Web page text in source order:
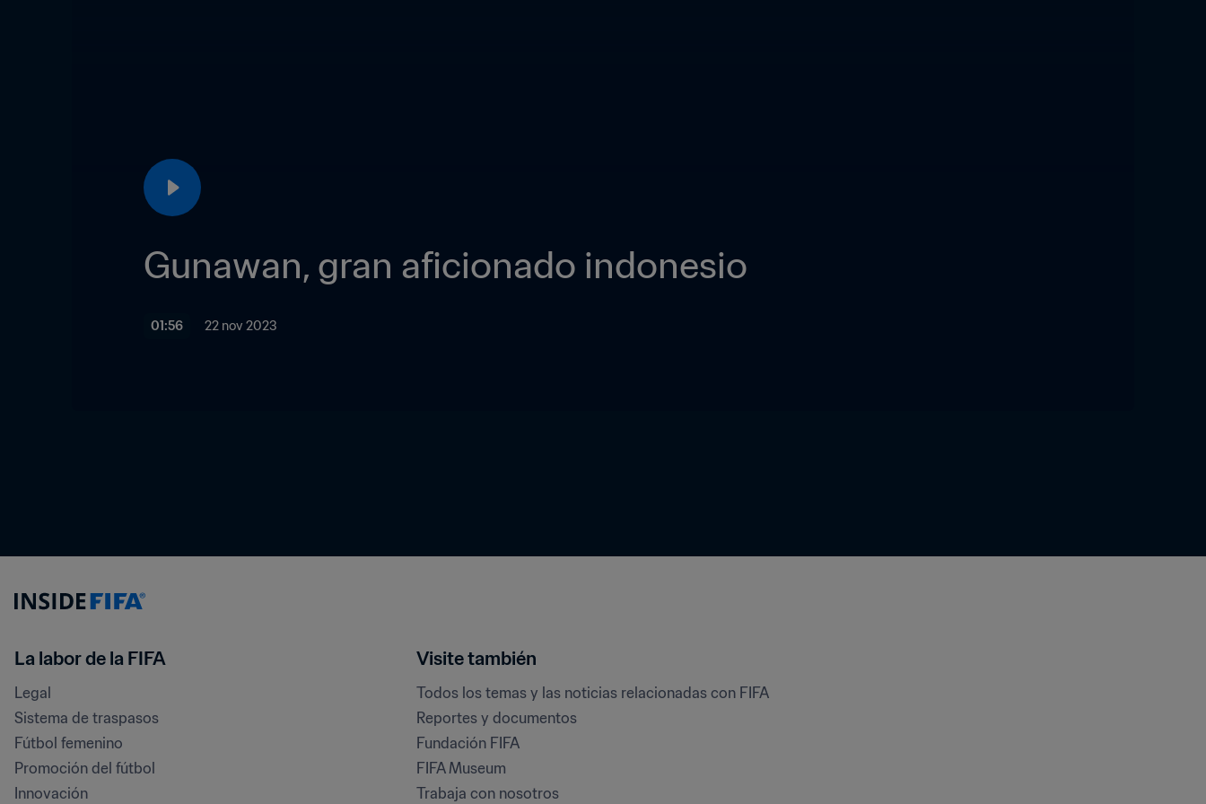
Gunawan, gran aficionado indonesio
01:56 22 nov 2023
La labor de la FIFA
Legal
Sistema de traspasos
Fútbol femenino
Promoción del fútbol
Innovación
Visite también
Todos los temas y las noticias relacionadas con FIFA
Reportes y documentos
Fundación FIFA
FIFA Museum
Trabaja con nosotros